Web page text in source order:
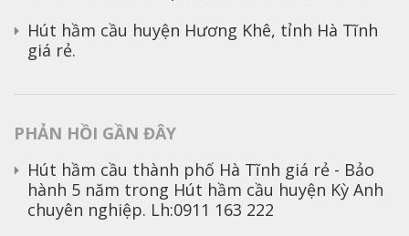
Hút hầm cầu huyện Hương Khê, tỉnh Hà Tĩnh
giá rẻ.
PHẢN HỒI GẦN ĐÂY
Hút hầm cầu thành phố Hà Tĩnh giá rẻ - Bảo
hành 5 năm trong Hút hầm cầu huyện Kỳ Anh
chuyên nghiệp. Lh:0911 163 222